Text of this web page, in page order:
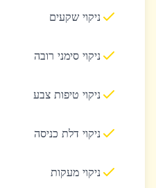
ניקוי שקעים
ניקוי סימני רובה
ניקוי טיפות צבע
ניקוי דלת כניסה
ניקוי מעקות